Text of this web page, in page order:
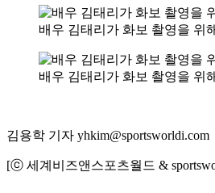
배우 김태리가 화보 촬영을 위
배우 김태리가 화보 촬영을 위
김용학 기자 yhkim@sportsworldi.com
[ⓒ 세계비즈앤스포츠월드 &